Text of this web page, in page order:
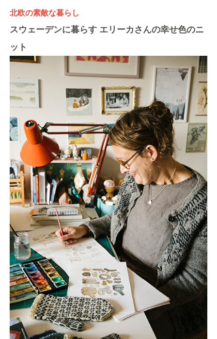
北欧の素敵な暮らし
スウェーデンに暮らす エリーカさんの幸せ色のニ
ット